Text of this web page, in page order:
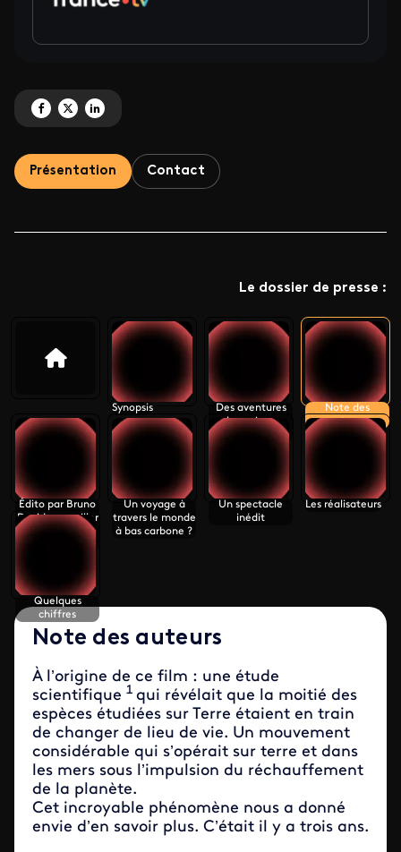
Partagez 'Notre Nouveau Monde <br> Quand la Terre nous surprend' sur
Partagez 'Notre Nouveau Monde <br> Quand la Terre nous surprend'
Partagez 'Notre Nouveau Monde <br> Quand la Terre nous
Présentation Contact
Le dossier de presse :
Synopsis
Des aventures
humaines
incroyables
Note des
auteurs
Édito par Bruno
David, conseiller
scientifique du
Un voyage à
travers le monde
à bas carbone ?
Un spectacle
inédit
Les réalisateurs
Quelques
chiffres
Note des auteurs
À l’origine de ce film : une étude
scientifique 1 qui révélait que la moitié des
espèces étudiées sur Terre étaient en train
de changer de lieu de vie. Un mouvement
considérable qui s’opérait sur terre et dans
les mers sous l’impulsion du réchauffement
de la planète.
Cet incroyable phénomène nous a donné
envie d’en savoir plus. C’était il y a trois ans.